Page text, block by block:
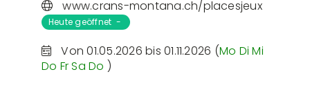
www.crans-montana.ch/placesjeux
Heute geöffnet -
Von 01.05.2026 bis 01.11.2026 (Mo DiMi
Do FrSaDo )